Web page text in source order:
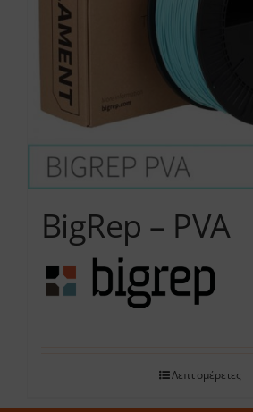
BigRep – PVA
Λεπτομέρειες